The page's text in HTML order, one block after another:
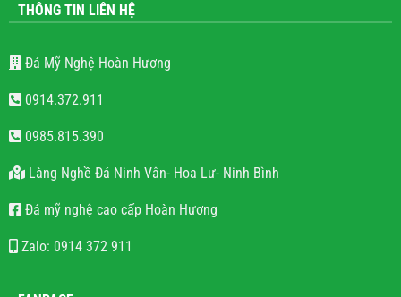
THÔNG TIN LIÊN HỆ
Đá Mỹ Nghệ Hoàn Hương
0914.372.911
0985.815.390
Làng Nghề Đá Ninh Vân- Hoa Lư- Ninh Bình
Đá mỹ nghệ cao cấp Hoàn Hương
Zalo: 0914 372 911